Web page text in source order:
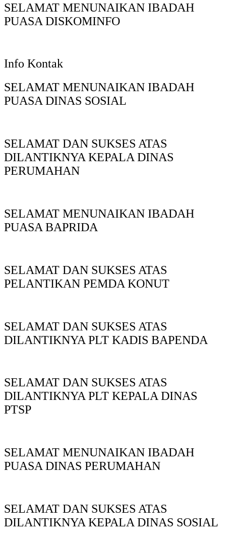
SELAMAT MENUNAIKAN IBADAH
PUASA DISKOMINFO
Info Kontak
SELAMAT MENUNAIKAN IBADAH
PUASA DINAS SOSIAL
SELAMAT DAN SUKSES ATAS
DILANTIKNYA KEPALA DINAS
PERUMAHAN
SELAMAT MENUNAIKAN IBADAH
PUASA BAPRIDA
SELAMAT DAN SUKSES ATAS
PELANTIKAN PEMDA KONUT
SELAMAT DAN SUKSES ATAS
DILANTIKNYA PLT KADIS BAPENDA
SELAMAT DAN SUKSES ATAS
DILANTIKNYA PLT KEPALA DINAS
PTSP
SELAMAT MENUNAIKAN IBADAH
PUASA DINAS PERUMAHAN
SELAMAT DAN SUKSES ATAS
DILANTIKNYA KEPALA DINAS SOSIAL